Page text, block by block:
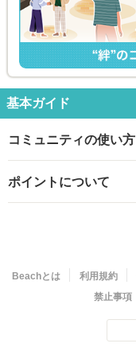
基本ガイド
コミュニティの使い方
ポイントについて
Beachとは 利用規約
禁止事項